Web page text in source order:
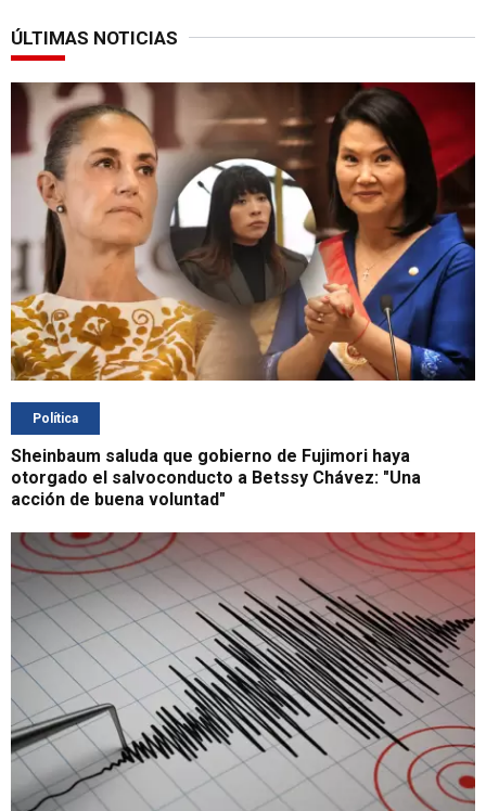
ÚLTIMAS NOTICIAS
Política
Sheinbaum saluda que gobierno de Fujimori haya
otorgado el salvoconducto a Betssy Chávez: "Una
acción de buena voluntad"